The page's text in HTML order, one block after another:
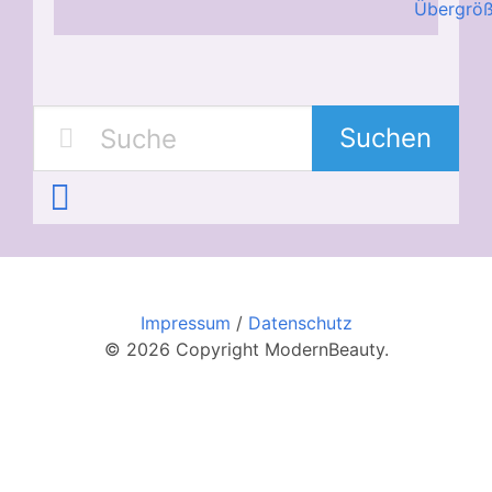
Suchen
Impressum / Datenschutz
© 2026 Copyright ModernBeauty.